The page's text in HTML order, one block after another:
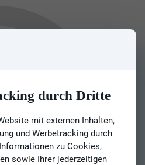
durch Dritte
mit externen Inhalten,
und Werbetracking durch
zu Cookies,
sowie Ihrer jederzeitigen